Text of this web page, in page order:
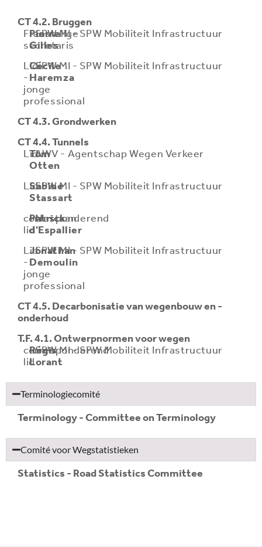
CT 4.2. Bruggen
Franstalige
secretaris
Pierre
Gilles
SPW MI - SPW Mobiliteit Infrastructuur
Lid
-
jonge
professional
Cécile
Haremza
SPW MI - SPW Mobiliteit Infrastructuur
CT 4.3. Grondwerken
CT 4.4. Tunnels
Lid
Tom
Otten
AWV - Agentschap Wegen Verkeer
Lid
Sabine
Stassart
SPW MI - SPW Mobiliteit Infrastructuur
corresponderend
lid
Patrick
d'Espallier
Nestaan
Lid
-
jonge
professional
Jonathan
Demoulin
SPW MI - SPW Mobiliteit Infrastructuur
CT 4.5. Decarbonisatie van wegenbouw en -
onderhoud
T.F. 4.1. Ontwerpnormen voor wegen
corresponderend
lid
Régis
Lorant
SPW MI - SPW Mobiliteit Infrastructuur
Terminologiecomité
Terminology - Committee on Terminology
Comité voor Wegstatistieken
Statistics - Road Statistics Committee